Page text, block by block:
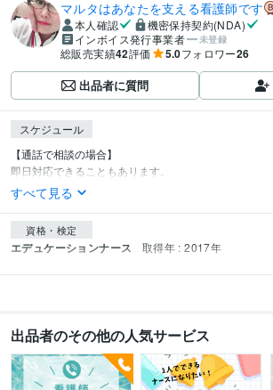
マルタはあなたを支える看護師です
本人確認
機密保持契約(NDA)
インボイス発行事業者
未登録
総販売実績42評価 5.0フォロワー26
出品者に質問
スケジュール
【通話で相談の場合】
即日対応できることもあります。
すべて見る
資格・検定
エデュケーションナース 取得年 : 2017年
出品者のその他の人気サービス